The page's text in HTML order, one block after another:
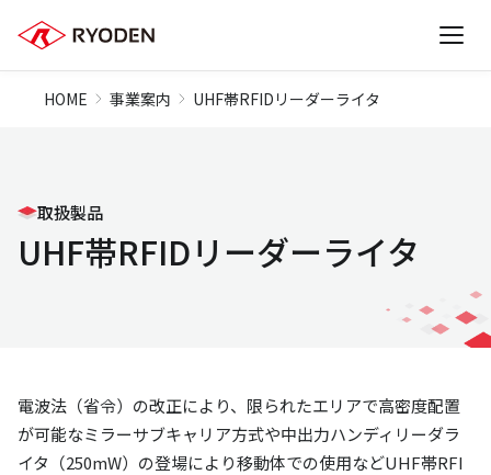
HOME 事業案内 UHF帯RFIDリーダーライタ
取扱製品
UHF帯RFIDリーダーライタ
電波法（省令）の改正により、限られたエリアで高密度配置
が可能なミラーサブキャリア方式や中出力ハンディリーダラ
イタ（250mW）の登場により移動体での使用などUHF帯RFI